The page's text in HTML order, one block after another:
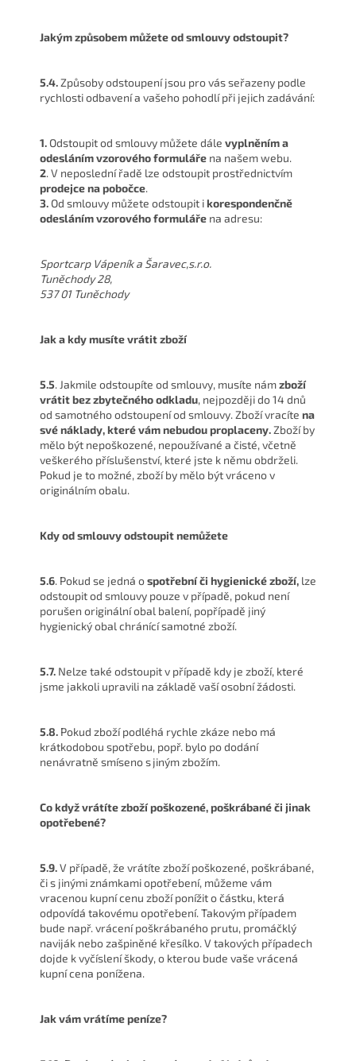
Jakým způsobem můžete od smlouvy odstoupit?
5.4.Způsoby odstoupení jsou pro vás seřazeny podle
rychlosti odbavení a vašeho pohodlí při jejich zadávání:
1. Odstoupit od smlouvy můžete dále vyplněním a
odesláním vzorového formuláře na našem webu.
2. V neposlední řadě lze odstoupit prostřednictvím
prodejce na pobočce.
3. Od smlouvy můžete odstoupit ikorespondenčně
odesláním vzorového formuláře na adresu:
Sportcarp Vápeník a Šaravec,s.r.o.
Tuněchody 28,
537 01 Tuněchody
Jak a kdy musíte vrátit zboží
5.5. Jakmile odstoupíte od smlouvy, musíte námzboží
vrátit bez zbytečného odkladu, nejpozději do 14 dnů
od samotného odstoupení od smlouvy. Zboží vracíte na
své náklady, které vám nebudou proplaceny.Zboží by
mělo být nepoškozené, nepoužívané a čisté, včetně
veškerého příslušenství, které jste k němu obdrželi.
Pokud je to možné, zboží by mělo být vráceno v
originálním obalu.
Kdy od smlouvy odstoupit nemůžete
5.6. Pokud se jedná ospotřební či hygienické zboží, lze
odstoupit od smlouvy pouze v případě, pokud není
porušen originální obal balení, popřípadě jiný
hygienický obal chránící samotné zboží.
5.7. Nelze také odstoupit v případě kdy je zboží, které
jsme jakkoli upravili na základě vaší osobní žádosti.
5.8. Pokud zboží podléhá rychle zkáze nebo má
krátkodobou spotřebu, popř. bylo po dodání
nenávratně smíseno s jiným zbožím.
Co když vrátíte zboží poškozené, poškrábané či jinak
opotřebené?
5.9.V případě, že vrátíte zboží poškozené, poškrábané,
či s jinými známkami opotřebení, můžeme vám
vracenou kupní cenu zboží ponížit o částku, která
odpovídá takovému opotřebení. Takovým případem
bude např. vrácení poškrábaného prutu, promáčklý
naviják nebo zašpiněné křesílko. V takových případech
dojde k vyčíslení škody, o kterou bude vaše vrácená
kupní cena ponížena.
Jak vám vrátíme peníze?